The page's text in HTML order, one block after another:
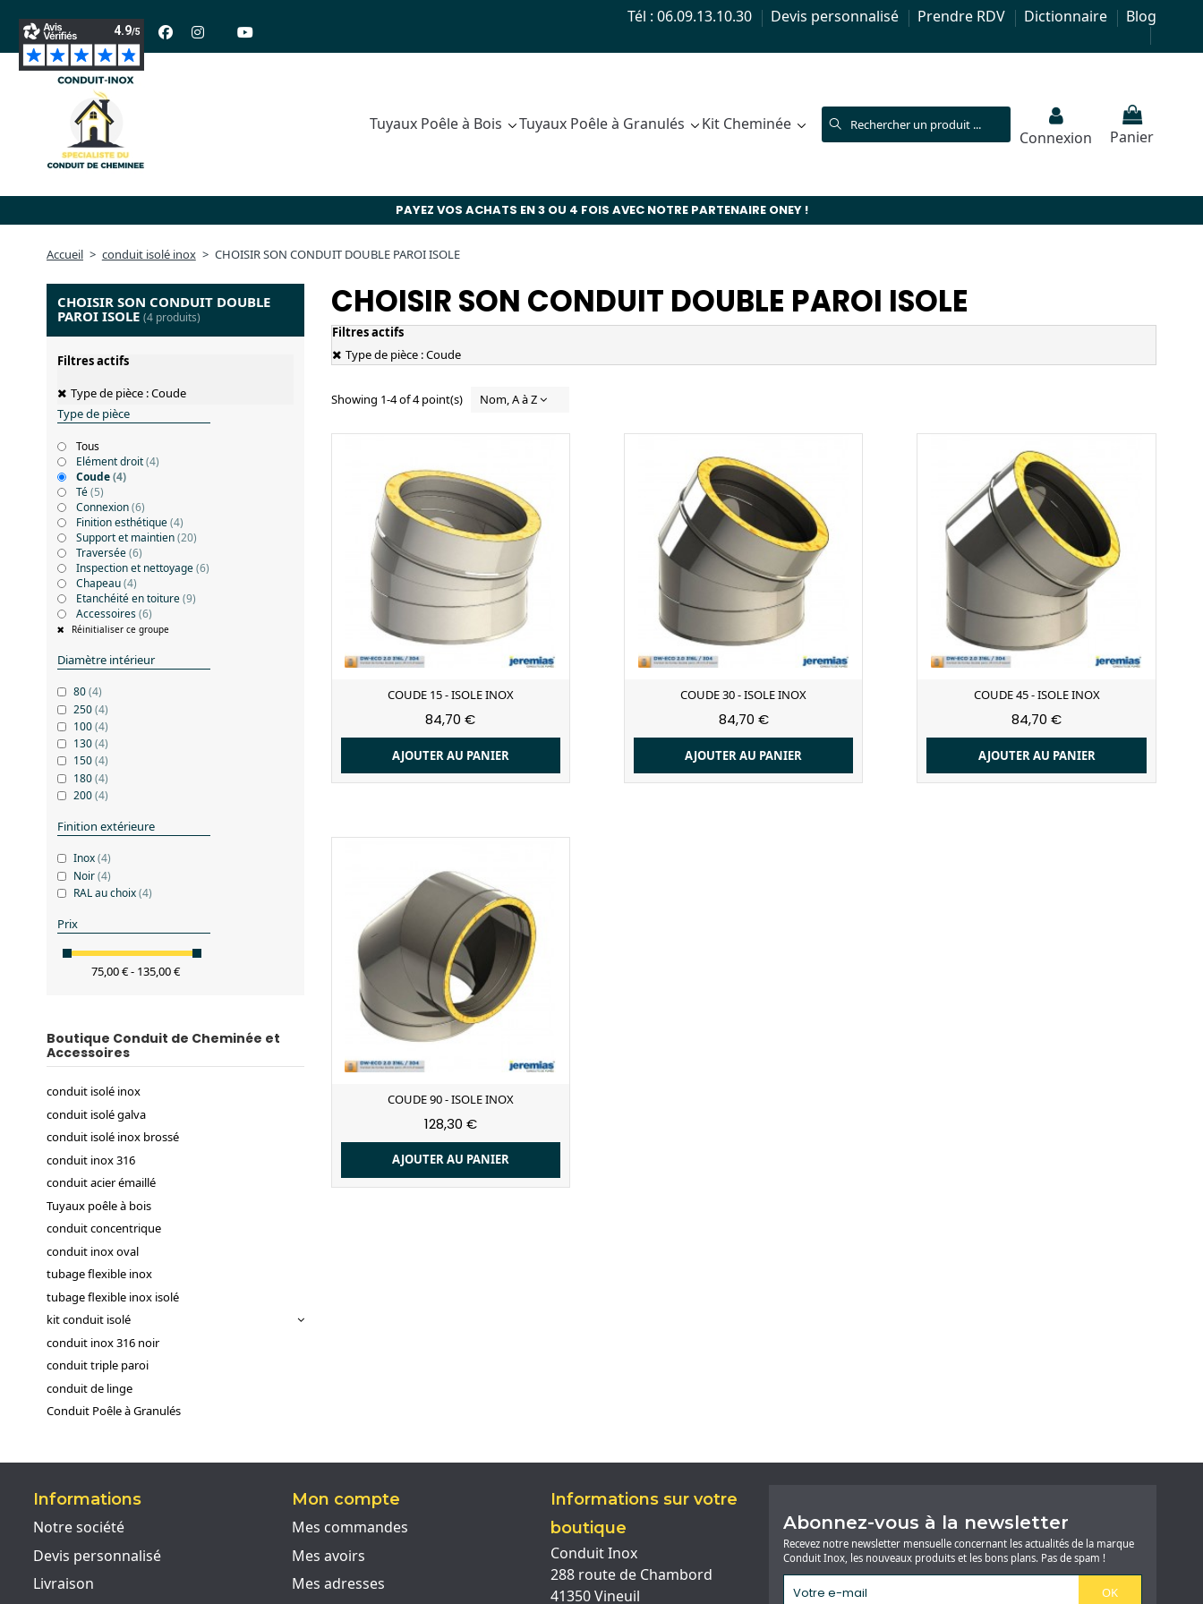
Suivez-nous :
Tél : 06.09.13.10.30 Devis personnalisé Prendre RDV Dictionnaire Blog
Tuyaux Poêle à Bois Tuyaux Poêle à Granulés Kit Cheminée
Connexion Panier
PAYEZ VOS ACHATS EN 3 OU 4 FOIS AVEC NOTRE PARTENAIRE ONEY !
Accueil conduit isolé inox CHOISIR SON CONDUIT DOUBLE PAROI ISOLE
CHOISIR SON CONDUIT DOUBLE PAROI ISOLE
Filtres actifs
Type de pièce : Coude
Showing 1-4 of 4 point(s) Nom, A à Z
COUDE 15 - ISOLE INOX
84,70 €
AJOUTER AU PANIER
COUDE 30 - ISOLE INOX
84,70 €
AJOUTER AU PANIER
COUDE 45 - ISOLE INOX
84,70 €
AJOUTER AU PANIER
COUDE 90 - ISOLE INOX
128,30 €
AJOUTER AU PANIER
CHOISIR SON CONDUIT DOUBLE
PAROI ISOLE (4 produits)
Filtres actifs
Type de pièce : Coude
Type de pièce
Tous
Elément droit(4)
Coude(4)
Té(5)
Connexion(6)
Finition esthétique(4)
Support et maintien(20)
Traversée(6)
Inspection et nettoyage(6)
Chapeau(4)
Etanchéité en toiture(9)
Accessoires(6)
Réinitialiser ce groupe
Diamètre intérieur
80(4)
250(4)
100(4)
130(4)
150(4)
180(4)
200(4)
Finition extérieure
Inox(4)
Noir(4)
RAL au choix(4)
Prix
75,00 € - 135,00 €
Boutique Conduit de Cheminée et
Accessoires
conduit isolé inox
conduit isolé galva
conduit isolé inox brossé
conduit inox 316
conduit acier émaillé
Tuyaux poêle à bois
conduit concentrique
conduit inox oval
tubage flexible inox
tubage flexible inox isolé
kit conduit isolé
conduit inox 316 noir
conduit triple paroi
conduit de linge
Conduit Poêle à Granulés
Informations
Notre société
Devis personnalisé
Livraison
Mon compte
Mes commandes
Mes avoirs
Mes adresses
Informations sur votre
boutique
Conduit Inox
288 route de Chambord
41350 Vineuil
Abonnez-vous à la newsletter
Recevez notre newsletter mensuelle concernant les actualités de la marque
Conduit Inox, les nouveaux produits et les bons plans. Pas de spam !
OK